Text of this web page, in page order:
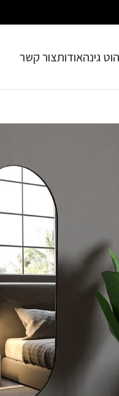
גינהאודותצור קשר